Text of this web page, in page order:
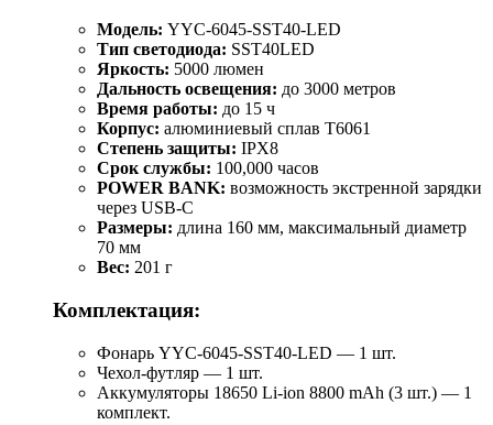
Модель: YYC-6045-SST40-LED
Тип светодиода: SST40LED
Яркость: 5000 люмен
Дальность освещения: до 3000 метров
Время работы: до 15 ч
Корпус: алюминиевый сплав T6061
Степень защиты: IPX8
Срок службы: 100,000 часов
POWER BANK: возможность экстренной зарядки
через USB-C
Размеры: длина 160 мм, максимальный диаметр
70 мм
Вес: 201 г
Комплектация:
Фонарь YYC-6045-SST40-LED — 1 шт.
Чехол-футляр — 1 шт.
Аккумуляторы 18650 Li-ion 8800 mAh (3 шт.) — 1
комплект.